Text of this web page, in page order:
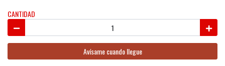
CANTIDAD
Avísame cuando llegue